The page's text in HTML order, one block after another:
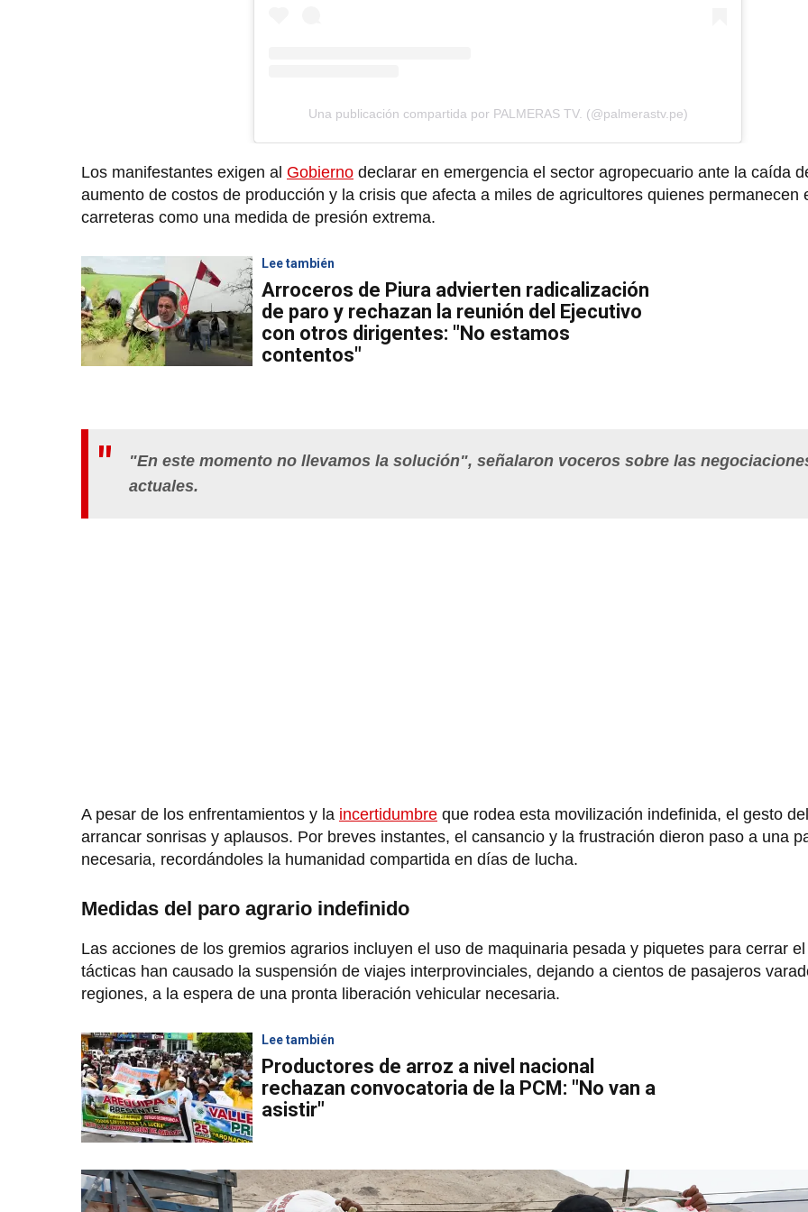
Una publicación compartida por PALMERAS TV. (@palmerastv.pe)
Los manifestantes exigen al Gobierno declarar en emergencia el sector agropecuario ante la caída
aumento de costos de producción y la crisis que afecta a miles de agricultores quienes permanecen
carreteras como una medida de presión extrema.
Lee también
Arroceros de Piura advierten radicalización
de paro y rechazan la reunión del Ejecutivo
con otros dirigentes: "No estamos
contentos"
"En este momento no llevamos la solución", señalaron voceros sobre las
actuales.
A pesar de los enfrentamientos y la incertidumbre que rodea esta movilización indefinida, el gesto
arrancar sonrisas y aplausos. Por breves instantes, el cansancio y la frustración dieron paso a una
necesaria, recordándoles la humanidad compartida en días de lucha.
Medidas del paro agrario indefinido
Las acciones de los gremios agrarios incluyen el uso de maquinaria pesada y piquetes para cerrar
tácticas han causado la suspensión de viajes interprovinciales, dejando a cientos de pasajeros
regiones, a la espera de una pronta liberación vehicular necesaria.
Lee también
Productores de arroz a nivel nacional
rechazan convocatoria de la PCM: "No van a
asistir"